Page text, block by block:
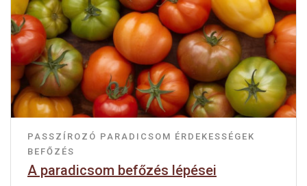
PASSZÍROZÓ PARADICSOM ÉRDEKESSÉGEK
BEFŐZÉS
A paradicsom befőzés lépései